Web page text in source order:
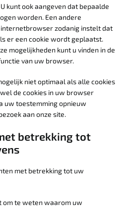
kunt ook aangeven dat bepaalde
worden. Een andere
zodanig instelt dat
er een cookie wordt geplaatst.
mogelijkheden kunt u vinden in de
van uw browser.
niet optimaal als alle cookies
de cookies in uw browser
uw toestemming opnieuw
aan onze site.
betrekking tot
met betrekking tot uw
om te weten waarom uw